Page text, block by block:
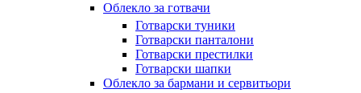
Облекло за готвачи
Готварски туники
Готварски панталони
Готварски престилки
Готварски шапки
Облекло за бармани и сервитьори